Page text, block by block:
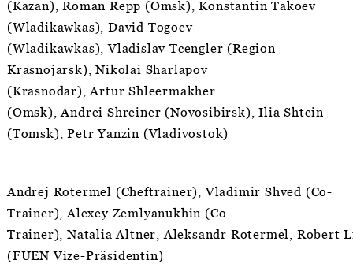
(Kazan), Roman Repp (Omsk), Konstantin Takoev
(Wladikawkas), David Togoev
(Wladikawkas), Vladislav Tcengler (Region
Krasnojarsk), Nikolai Sharlapov
(Krasnodar), Artur Shleermakher
(Omsk), Andrei Shreiner (Novosibirsk), Ilia Shtein
(Tomsk), Petr Yanzin (Vladivostok)
Andrej Rotermel (Cheftrainer), Vladimir Shved (Co-
Trainer), Alexey Zemlyanukhin (Co-
Trainer), Natalia Altner, Aleksandr Rotermel, Robert
(FUEN Vize-Präsidentin)